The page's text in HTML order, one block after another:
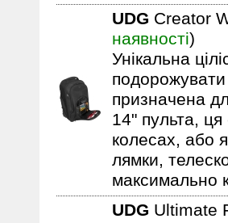
UDG Creator
наявності)
Унікальна
подорожувати
призначена
14" пульта,
колесах, або
лямки,
максимально
UDG Ultimate